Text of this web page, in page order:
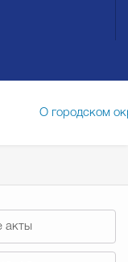
О городском
округа
акты